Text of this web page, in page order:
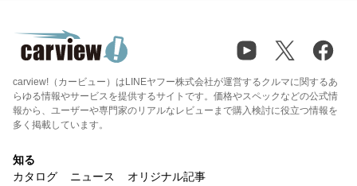
carview!（カービュー）はLINEヤフー株式会社が運営するクルマに関するあ
らゆる情報やサービスを提供するサイトです。価格やスペックなどの公式情
報から、ユーザーや専門家のリアルなレビューまで購入検討に役立つ情報を
多く掲載しています。
知る
カタログ
ニュース オリジナル記事